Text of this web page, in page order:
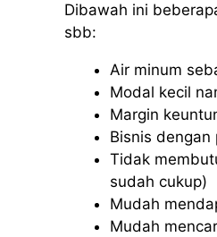
Dibawah ini
sbb:
Air minum
Modal kecil
Margin
Bisnis
Tidak
sudah cukup)
Mudah
Mudah